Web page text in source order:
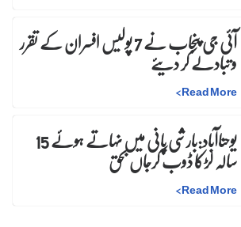
آئی جی پنجاب نے 7 پولیس افسران کے تقرر و تبادلے کر دیئے
Read More
>
یوحناآباد:بارشی پانی میں نہاتے ہوئے 15 سالہ لڑکا ڈوب کرجاں بحق
Read More
>